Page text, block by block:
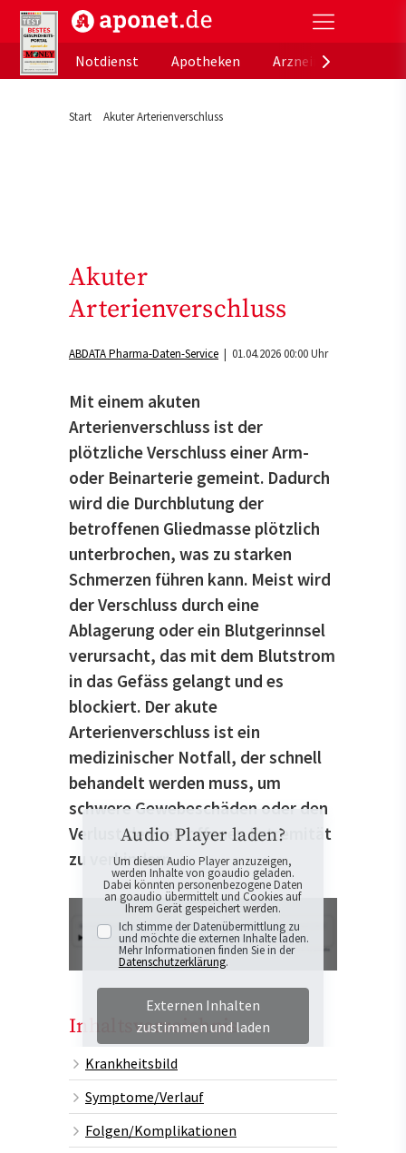
aponet.de - Das offizielle Gesundheitsportal der
Notdienst
Apotheken
Start Akuter Arterienverschluss
Akuter
Arterienverschluss
ABDATA Pharma-Daten-Service | 01.04.2026 00:00 Uhr
Mit einem akuten
Arterienverschluss ist der
plötzliche Verschluss einer Arm-
oder Beinarterie gemeint. Dadurch
wird die Durchblutung der
betroffenen Gliedmasse plötzlich
unterbrochen, was zu starken
Schmerzen führen kann. Meist wird
der Verschluss durch eine
Ablagerung oder ein Blutgerinnsel
verursacht, das mit dem Blutstrom
in das Gefäss gelangt und es
blockiert. Der akute
Arterienverschluss ist ein
medizinischer Notfall, der schnell
behandelt werden muss, um
schwere Gewebeschäden oder den
Verlust der betroffenen Extremität
zu verhindern.
Audio Player laden?
Um diesen Audio Player anzuzeigen,
werden Inhalte von goaudio geladen.
Dabei könnten personenbezogene Daten
an goaudio übermittelt und Cookies auf
Ihrem Gerät gespeichert werden.
Ich stimme der Datenübermittlung zu
und möchte die externen Inhalte laden.
Mehr Informationen finden Sie in der
Datenschutzerklärung.
Externen Inhalten
zustimmen und laden
Inhaltsverzeichnis
Krankheitsbild
Symptome/Verlauf
Folgen/Komplikationen